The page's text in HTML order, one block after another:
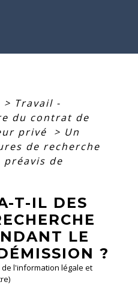
> Travail -
du contrat de
privé
> Un
de recherche
de
T-IL DES
LE
?
de l'information légale et